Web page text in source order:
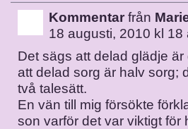
Kommentar från
18 augusti, 2010 kl
Det sägs att delad glädje
att delad sorg är halv sorg;
två talesätt.
En vän till mig försökte
son varför det var viktigt